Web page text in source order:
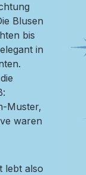
Blusen
bis
in
Muster,
waren
lebt also